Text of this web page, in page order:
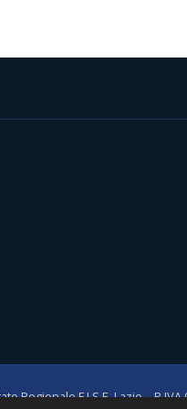
Regionale F.I.S.E. Lazio. - P.IVA